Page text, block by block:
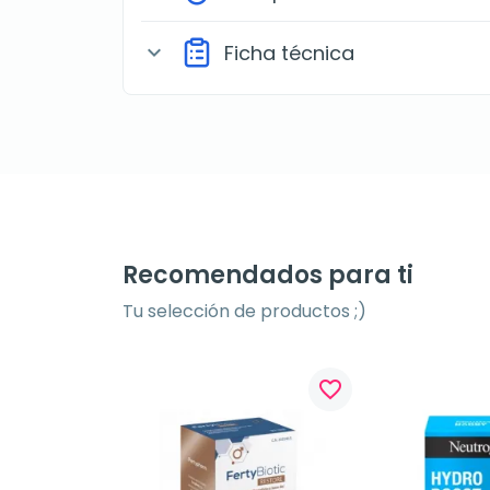
expand_more Ficha técnica
Recomendados para ti
Tu selección de productos ;)
favorite_border